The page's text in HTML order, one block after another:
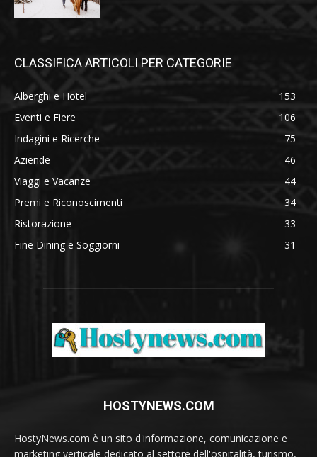
CLASSIFICA ARTICOLI PER CATEGORIE
Alberghi e Hotel
153
Eventi e Fiere
106
Indagini e Ricerche
75
Aziende
46
Viaggi e Vacanze
44
Premi e Riconoscimenti
34
Ristorazione
33
Fine Dining e Soggiorni
31
HOSTYNEWS.COM
HostyNews.com è un sito d'informazione, comunicazione e
marketing verticale dedicato al settore dell'ospitalità, turismo,